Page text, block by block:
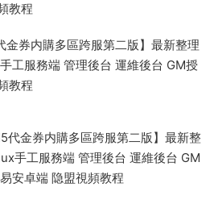
教程
券内購多區跨服第二版】最新整理
工服務端 管理後台 運維後台 GM授
教程